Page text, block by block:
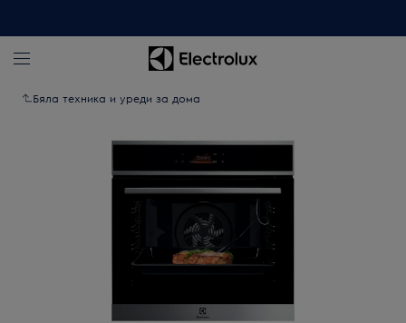
Бяла техника и уреди за дома